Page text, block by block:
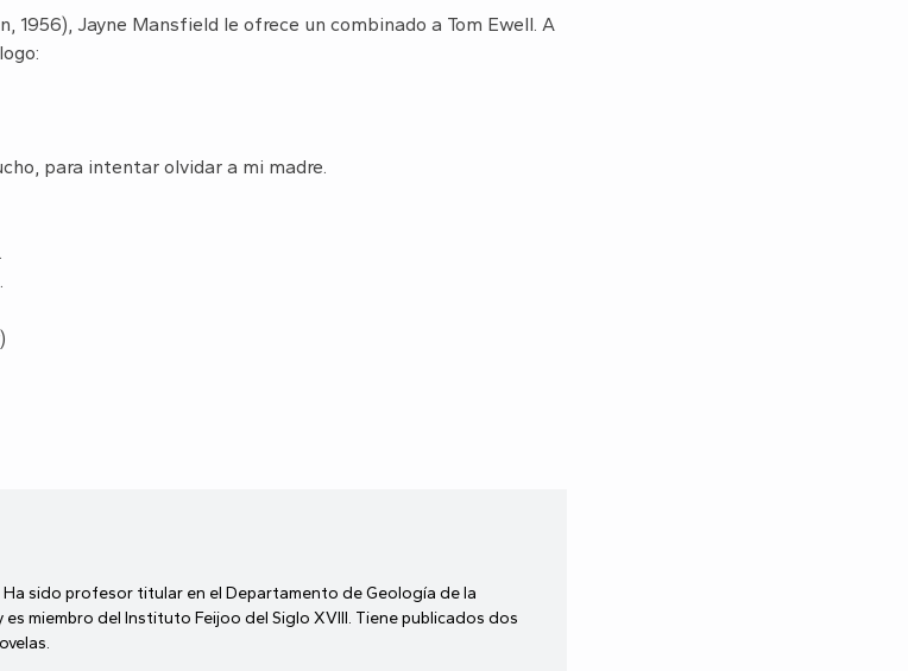
1956), Jayne Mansfield le ofrece un combinado a Tom Ewell. A
para intentar olvidar a mi madre.
sido profesor titular en el Departamento de Geología de la
miembro del Instituto Feijoo del Siglo XVIII. Tiene publicados dos